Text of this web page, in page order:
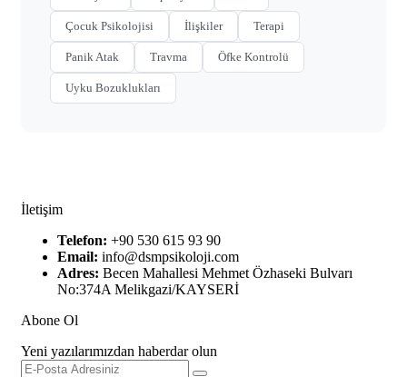
Çocuk Psikolojisi İlişkiler Terapi
Panik Atak Travma Öfke Kontrolü
Uyku Bozuklukları
İletişim
Telefon: +90 530 615 93 90
Email: info@dsmpsikoloji.com
Adres: Becen Mahallesi Mehmet Özhaseki Bulvarı
No:374A Melikgazi/KAYSERİ
Abone Ol
Yeni yazılarımızdan haberdar olun